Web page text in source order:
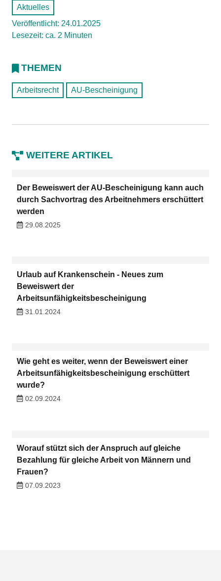
Aktuelles
Veröffentlicht: 24.01.2025
Lesezeit: ca. 2 Minuten
THEMEN
Arbeitsrecht AU-Bescheinigung
WEITERE ARTIKEL
Der Beweiswert der AU-Bescheinigung kann auch
durch Sachvortrag des Arbeitnehmers erschüttert
werden
29.08.2025
Urlaub auf Krankenschein - Neues zum
Beweiswert der
Arbeitsunfähigkeitsbescheinigung
31.01.2024
Wie geht es weiter, wenn der Beweiswert einer
Arbeitsunfähigkeitsbescheinigung erschüttert
wurde?
02.09.2024
Worauf stützt sich der Anspruch auf gleiche
Bezahlung für gleiche Arbeit von Männern und
Frauen?
07.09.2023